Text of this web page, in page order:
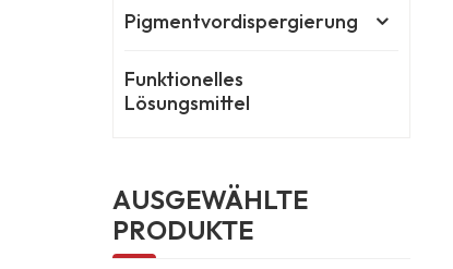
Pigmentvordispergierung
Funktionelles
Lösungsmittel
AUSGEWÄHLTE
PRODUKTE